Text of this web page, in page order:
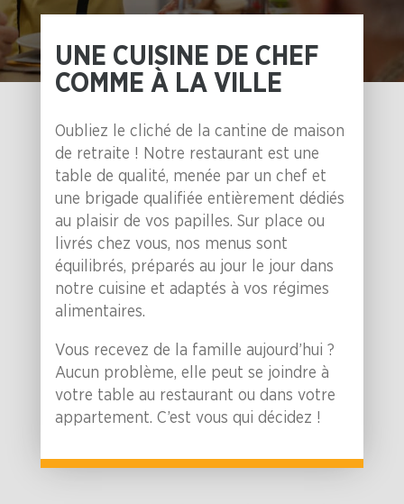
UNE CUISINE DE CHEF
COMME À LA VILLE
Oubliez le cliché de la cantine de maison
de retraite ! Notre restaurant est une
table de qualité, menée par un chef et
une brigade qualifiée entièrement dédiés
au plaisir de vos papilles. Sur place ou
livrés chez vous, nos menus sont
équilibrés, préparés au jour le jour dans
notre cuisine et adaptés à vos régimes
alimentaires.
Vous recevez de la famille aujourd’hui ?
Aucun problème, elle peut se joindre à
votre table au restaurant ou dans votre
appartement. C’est vous qui décidez !